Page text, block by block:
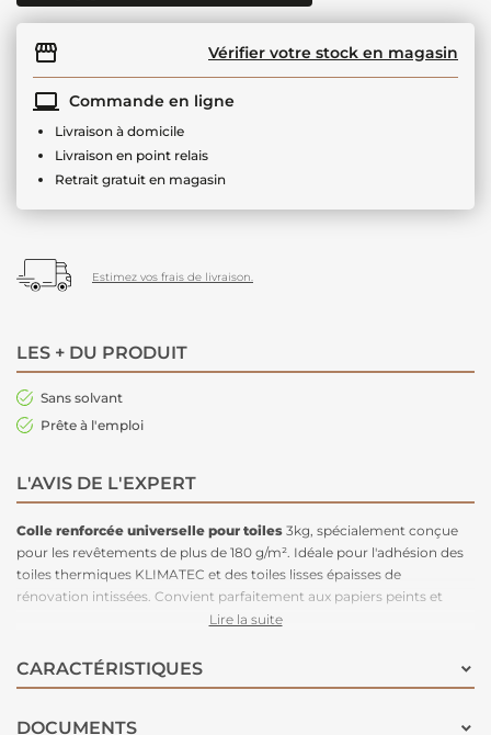
Vérifier votre stock en magasin
Commande en ligne
Livraison à domicile
Livraison en point relais
Retrait gratuit en magasin
Estimez vos frais de livraison.
LES + DU PRODUIT
Sans solvant
Prête à l'emploi
L'AVIS DE L'EXPERT
Colle renforcée universelle pour toiles 3kg, spécialement conçue
pour les revêtements de plus de 180 g/m². Idéale pour l'adhésion des
toiles thermiques KLIMATEC et des toiles lisses épaisses de
rénovation intissées. Convient parfaitement aux papiers peints et
intissés, ainsi qu'aux toiles de verre. Adaptée à tous les
maximaleet une adhérence optimale grâce à sa concentration ultra
élevée.
Lire la suite
CARACTÉRISTIQUES
DOCUMENTS